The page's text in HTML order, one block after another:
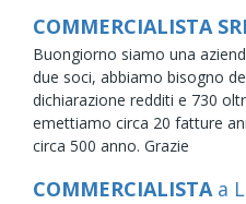
COMMERCIALISTA
Buongiorno siamo una
due soci, abbiamo bisogno
dichiarazione redditi e 730
emettiamo circa 20 fatture
circa 500 anno. Grazie
COMMERCIALISTA a